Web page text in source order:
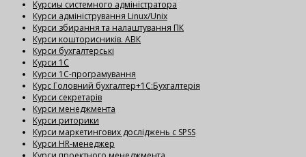
Курсиы системного адміністратора
Курси адміністрування Linux/Unix
Курси збирання та налаштування ПК
Курси кошторисників. АВК
Курси бухгалтерські
Курси 1С
Курси 1С-програмування
Курс Головний бухгалтер+1С:Бухгалтерія
Курси секретарів
Курси менеджмента
Курси риторики
Курси маркетингових досліджень с SPSS
Курси HR-менеджер